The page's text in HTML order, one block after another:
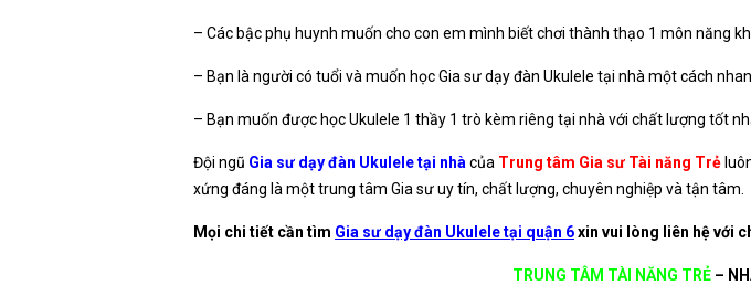
– Các bậc phụ huynh muốn cho con em mình biết chơi thành thạo 1 môn năng
– Bạn là người có tuổi và muốn học Gia sư dạy đàn Ukulele tại nhà một cách
– Bạn muốn được học Ukulele 1 thầy 1 trò kèm riêng tại nhà với chất lượng tốt
Đội ngũ Gia sư dạy đàn Ukulele tại nhà của Trung tâm Gia sư Tài năng Trẻ
xứng đáng là một trung tâm Gia sư uy tín, chất lượng, chuyên nghiệp và tận tâm.
Mọi chi tiết cần tìm Gia sư dạy đàn Ukulele tại quận 6xin vui lòng liên hệ với
TRUNG TÂM TÀI NĂNG TRẺ–